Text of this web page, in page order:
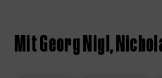
Mit Georg Nigl,